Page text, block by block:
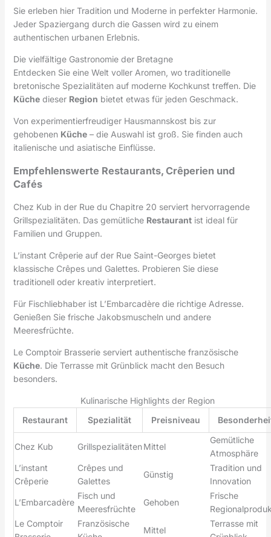
Sie erleben hier Tradition und Moderne in perfekter Harmonie.
Jeder Spaziergang durch die Gassen wird zu einem
authentischen urbanen Erlebnis.
Die vielfältige Gastronomie der Bretagne
Entdecken Sie eine Welt voller Aromen, wo traditionelle
bretonische Spezialitäten auf moderne Kochkunst treffen. Die
Küchedieser Region bietet etwas für jeden Geschmack.
Von experimentierfreudiger Hausmannskost bis zur
gehobenen Küche– die Auswahl ist groß. Sie finden auch
italienische und asiatische Einflüsse.
Empfehlenswerte Restaurants, Crêperien und
Cafés
Chez Kub in der Rue du Chapitre 20 serviert hervorragende
Grillspezialitäten. Das gemütliche Restaurantist ideal für
Familien und Gruppen.
L’instant Crêperie auf der Rue Saint-Georges bietet
klassische Crêpes und Galettes. Probieren Sie diese
traditionell oder kreativ interpretiert.
Für Fischliebhaber ist L’Embarcadère die richtige Adresse.
Genießen Sie frische Jakobsmuscheln und andere
Meeresfrüchte.
Le Comptoir Brasserie serviert authentische französische
Küche. Die Terrasse mit Grünblick macht den Besuch
besonders.
Kulinarische Highlights der Region
Restaurant
Spezialität Preisniveau
Chez Kub Grillspezialitäten Mittel
Gemütliche
Atmosphäre
L’instant
Crêperie
Crêpes und
Galettes
Günstig
Tradition und
Innovation
L’Embarcadère
Fisch und
Meeresfrüchte
Gehoben
Frische
Le Comptoir
Französische
Mittel
Terrasse mit